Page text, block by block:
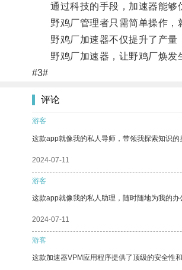
通过科技的手段，加速器能够优
野鸡厂管理者只需简单操作，
野鸡厂加速器不仅提升了产量，
野鸡厂加速器，让野鸡厂焕发
#3#
评论
游客
这款app就像我的私人导师，带领我探索知识的
2024-07-11
游客
这款app就像我的私人助理，随时随地为我的
2024-07-11
游客
这款加速器VPM应用程序提供了顶级的安全性和